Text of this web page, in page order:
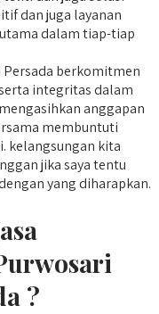
dan juga layanan
dalam tiap-tiap
Persada berkomitmen
integritas dalam
anggapan
membuntuti
kelangsungan kita
jika saya tentu
yang diharapkan.
?